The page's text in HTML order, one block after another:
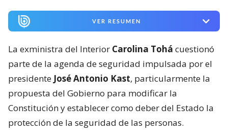
VER RESUMEN
La exministra del Interior Carolina Tohá cuestionó
parte de la agenda de seguridad impulsada por el
presidente José Antonio Kast, particularmente la
propuesta del Gobierno para modificar la
Constitución y establecer como deber del Estado la
protección de la seguridad de las personas.